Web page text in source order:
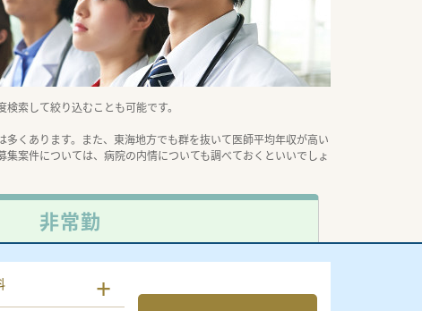
索して絞り込むことも可能です。
くあります。また、東海地方でも群を抜いて医師平均年収が高い
案件については、病院の内情についても調べておくといいでしょ
非常勤